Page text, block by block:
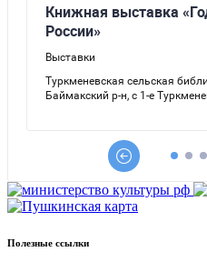
Полезные ссылки